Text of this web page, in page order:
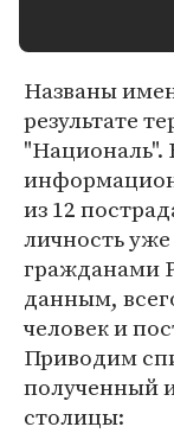
Названы
результате
"Националь".
из 12
личность
гражданами
данным,
человек и
Приводим
полученный
столицы: